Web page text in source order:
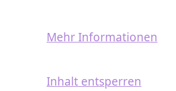
Mehr Informationen
Inhalt entsperren